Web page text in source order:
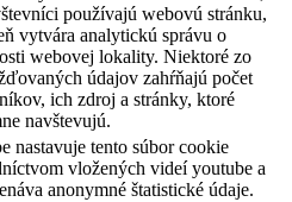
používajú webovú stránku,
vytvára analytickú správu o
webovej lokality. Niektoré zo
údajov zahŕňajú počet
ich zdroj a stránky, ktoré
navštevujú.
nastavuje tento súbor cookie
vložených videí youtube a
anonymné štatistické údaje.